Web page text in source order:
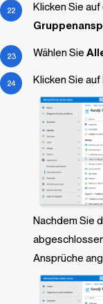
Klicken Sie
Wählen Sie
Klicken Sie auf
Nachdem Sie
Ansprüche